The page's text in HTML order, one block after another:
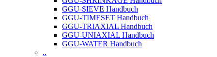
GGU-SIEVE Handbuch
GGU-TIMESET Handbuch
GGU-TRIAXIAL Handbuch
GGU-UNIAXIAL Handbuch
GGU-WATER Handbuch
..